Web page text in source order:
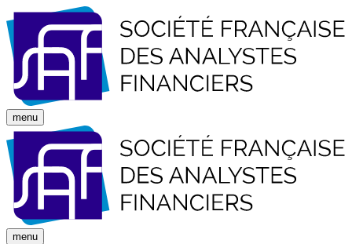
menu
menu